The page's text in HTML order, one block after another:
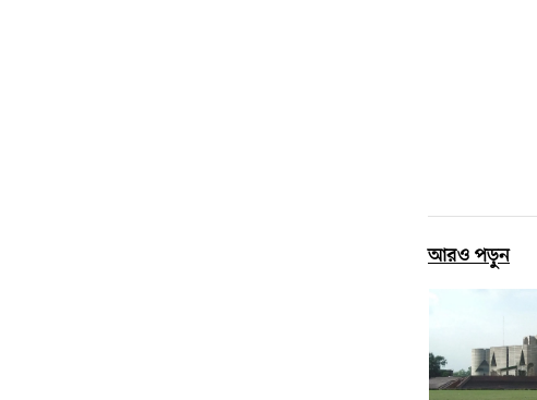
আরও পড়ুন